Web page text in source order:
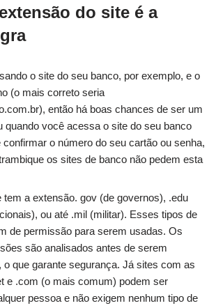
do site é a
o site do seu banco, por exemplo, e o
(o mais correto seria
então há boas chances de ser um
quando você acessa o site do seu banco
o número do seu cartão ou senha,
os sites de banco não pedem esta
tem a extensão. gov (de governos), .edu
ou até .mil (militar). Esses tipos de
de permissão para serem usadas. Os
são analisados antes de serem
o que garante segurança. Já sites com as
e .com (o mais comum) podem ser
pessoa e não exigem nenhum tipo de